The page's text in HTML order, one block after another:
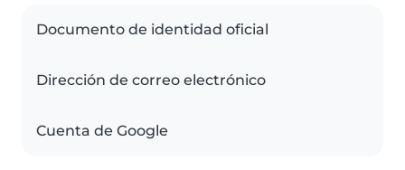
Documento de identidad oficial
Dirección de correo electrónico
Cuenta de Google